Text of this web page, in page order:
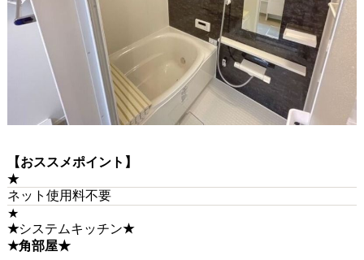
【おススメポイント】
★
ネット使用料不要
★
★システムキッチン★
★角部屋★